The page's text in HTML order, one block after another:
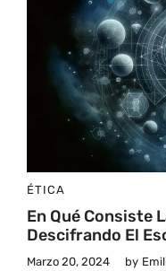
ÉTICA
En Qué Consiste
Descifrando El
Marzo 20, 2024 by